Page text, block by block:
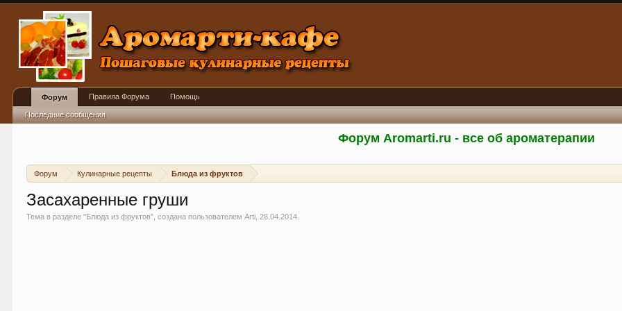
Форум Aromarti.ru - все об ароматерапии
Форум Кулинарные рецепты Блюда из фруктов
Засахаренные груши
Тема в разделе "Блюда из фруктов", создана пользователемArti ,28.04.2014
Форум
Последние сообщения
Правила Форума Помощь